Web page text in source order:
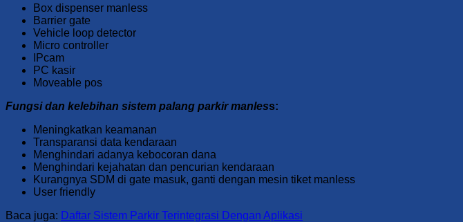
Box dispenser manless
Barrier gate
Vehicle loop detector
Micro controller
IPcam
PC kasir
Moveable pos
Fungsi dan kelebihan sistem palang parkir manless:
Meningkatkan keamanan
Transparansi data kendaraan
Menghindari adanya kebocoran dana
Menghindari kejahatan dan pencurian kendaraan
Kurangnya SDM di gate masuk, ganti dengan mesin tiket manless
User friendly
Baca juga: Daftar Sistem Parkir Terintegrasi Dengan Aplikasi